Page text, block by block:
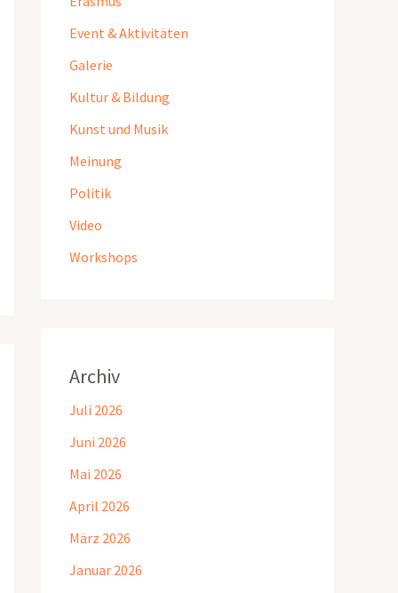
Event & Aktivitäten
Galerie
Kultur & Bildung
Kunst und Musik
Meinung
Politik
Video
Workshops
Archiv
Juli 2026
Juni 2026
Mai 2026
April 2026
März 2026
Januar 2026